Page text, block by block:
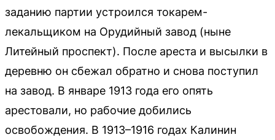
заданию партии устроился токарем-
лекальщиком на Орудийный завод (ныне
Литейный проспект). После ареста и высылки в
деревню он сбежал обратно и снова поступил
на завод. В январе 1913 года его опять
арестовали, но рабочие добились
освобождения. В 1913–1916 годах Калинин